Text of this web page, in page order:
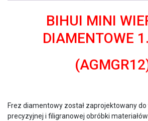
BIHUI MINI
DIAMENTOWE
Frez diamentowy został zaprojektowany
precyzyjnej i filigranowej obróbki